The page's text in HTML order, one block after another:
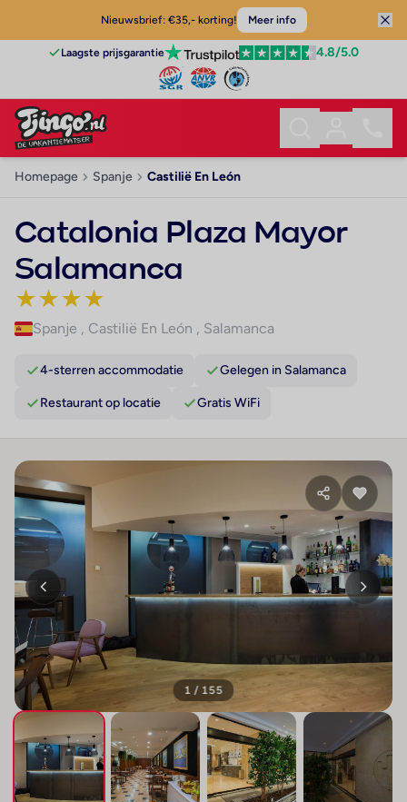
Nieuwsbrief: €35,- korting! Meer info
Laagste prijsgarantie 4.8/5.0
Homepage Spanje Castilië En León
Catalonia Plaza Mayor
Salamanca
★★★★
Spanje , Castilië En León , Salamanca
4-sterren accommodatie Gelegen in Salamanca
Restaurant op locatie Gratis WiFi
1 / 155